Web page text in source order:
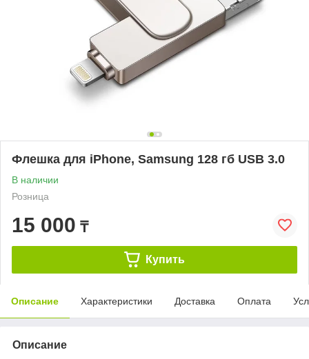
Флешка для iPhone, Samsung 128 гб USB 3.0
В наличии
Розница
15 000 ₸
Купить
Описание Характеристики Доставка Оплата
Описание